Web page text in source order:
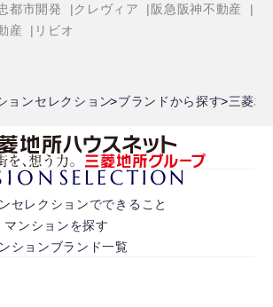
都市開発 クレヴィア
阪急阪神不動産
産 リビオ
ョンセレクション ブランドから探す 三菱地
セレクションでできること
マンションを探す
ションブランド一覧